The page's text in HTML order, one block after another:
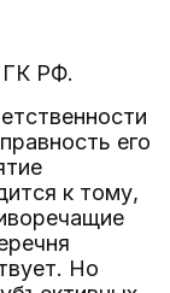
ГК РФ.
его
к тому,
Но